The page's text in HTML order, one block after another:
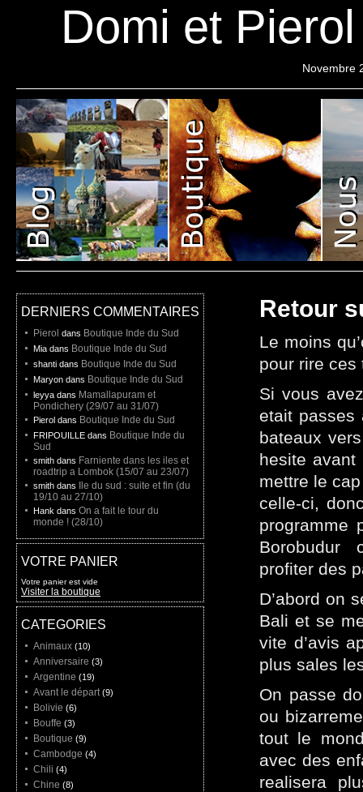
Domi et
Novembre
Projet
Retour
Le moins
pour rire ces
Si vous
etait passes
bateaux
hesite
mettre le
celle-ci,
programme
profiter des
D’abord on
Bali et se
vite d’avis
plus sales
On passe
ou
tout le
avec des
realisera
DERNIERS COMMENTAIRES
Pierol dans Boutique Inde du Sud
Mia dans Boutique Inde du Sud
shanti dans Boutique Inde du Sud
Maryon dans Boutique Inde du Sud
leyya dans Mamallapuram et
Pondichery (29/07 au 31/07)
Pierol dans Boutique Inde du Sud
FRIPOUILLE dans Boutique Inde du
Sud
smith dans Farniente dans les iles et
roadtrip a Lombok (15/07 au 23/07)
smith dans
Ile du sud : suite et fin (du
19/10 au 27/10)
Hank dans On a fait le tour du
monde ! (28/10)
VOTRE PANIER
Votre panier est vide
Visiter la boutique
CATEGORIES
Animaux (10)
Anniversaire (3)
Argentine (19)
Avant le départ (9)
Bolivie (6)
Bouffe (3)
Boutique (9)
Cambodge (4)
Chili (4)
Chine (8)